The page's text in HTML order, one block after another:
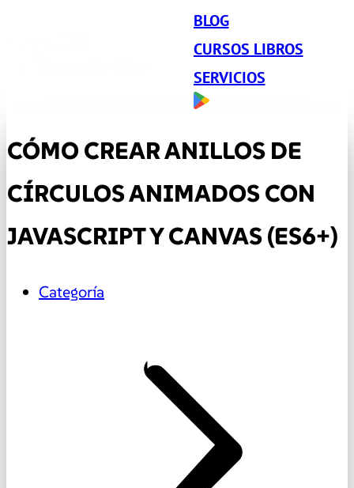
BLOG
CURSOS LIBROS
SERVICIOS
CÓMO CREAR ANILLOS DE
CÍRCULOS ANIMADOS CON
JAVASCRIPT Y CANVAS (ES6+)
Categoría